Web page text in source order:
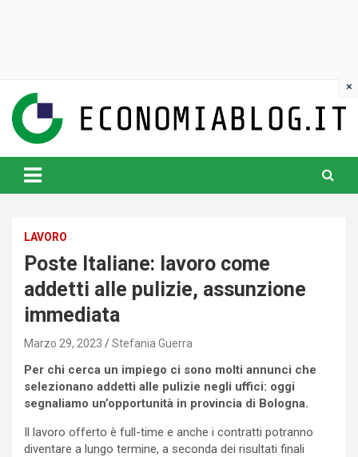
content
www.economiablog.it
LAVORO
Poste Italiane: lavoro come
addetti alle pulizie, assunzione
immediata
Marzo 29, 2023 Stefania Guerra
Per chi cerca un impiego ci sono molti annunci che
selezionano addetti alle pulizie negli uffici: oggi
segnaliamo un’opportunità in provincia di Bologna.
Il lavoro offerto è full-time e anche i contratti potranno
diventare a lungo termine, a seconda dei risultati finali